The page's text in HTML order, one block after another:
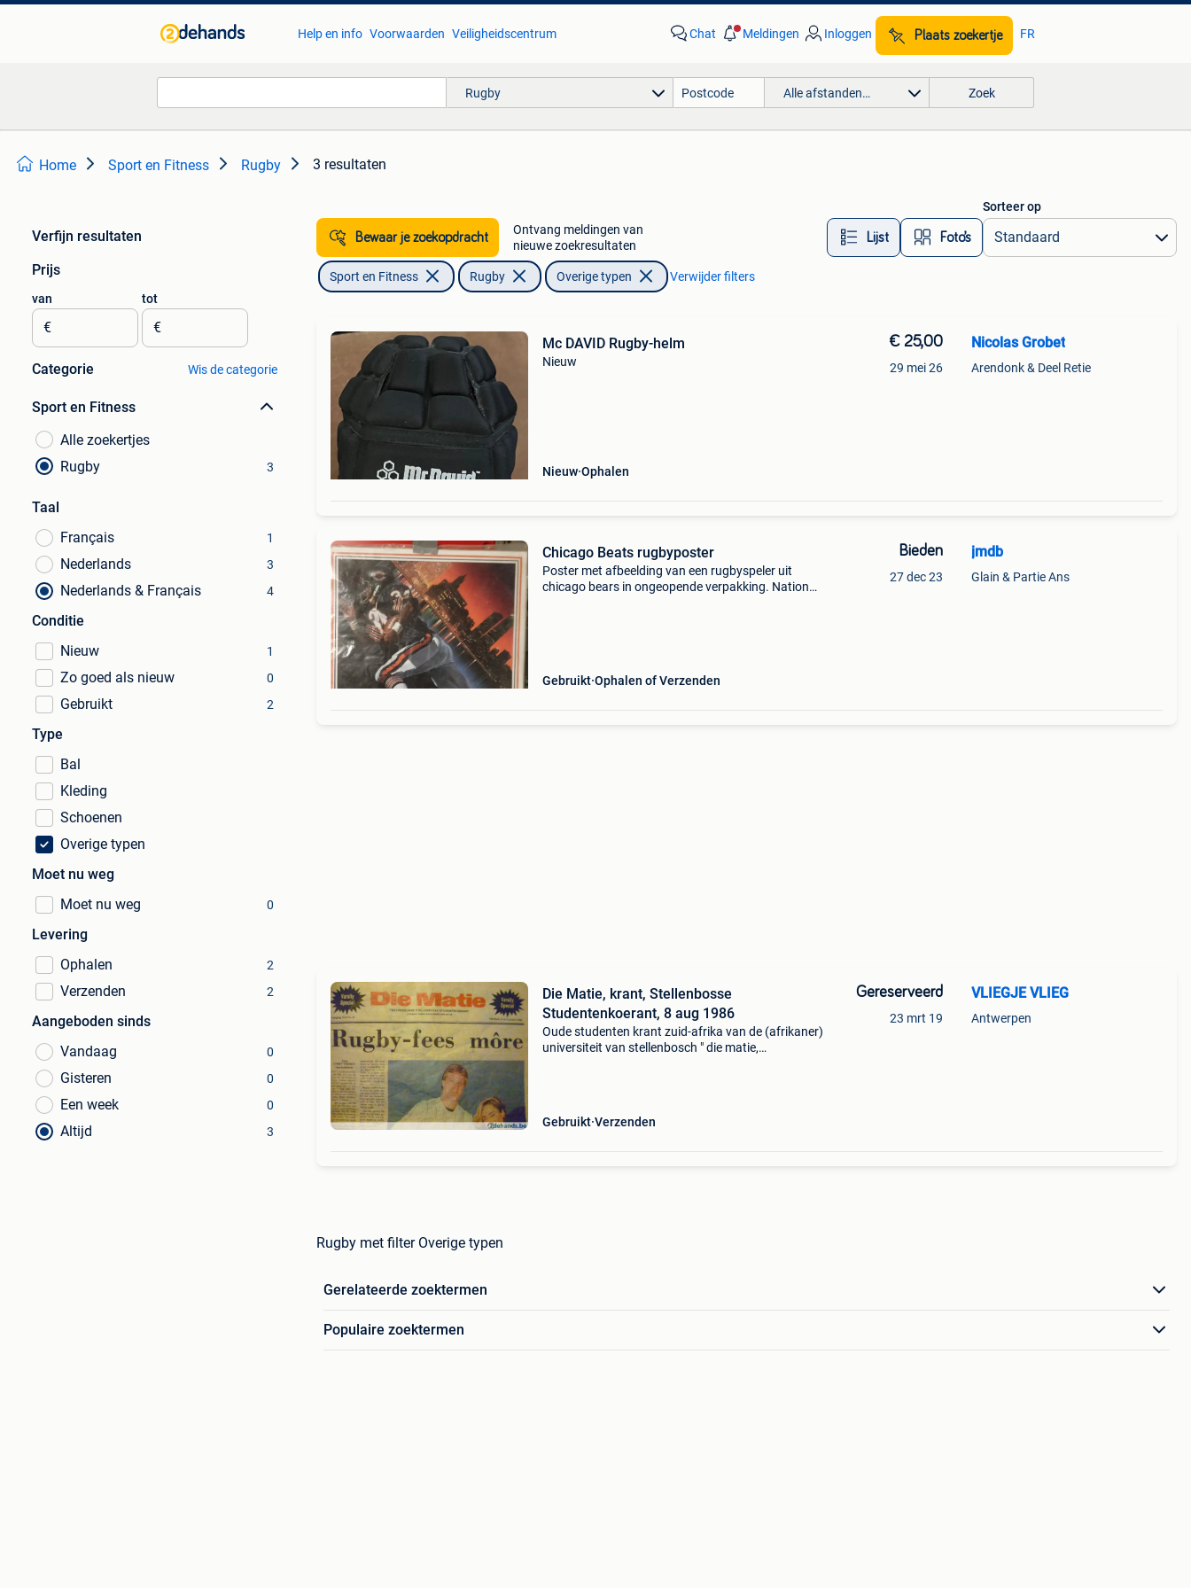
Help en info Voorwaarden Veiligheidscentrum Chat Meldingen Inloggen Plaats zoekertje FR
Rugby Alle afstanden… Zoek
Home Sport en Fitness Rugby 3 resultaten
Verfijn resultaten
Prijs
van
€
tot
€
Categorie Wis de categorie
Sport en Fitness
Alle zoekertjes
Rugby
3
Taal
Français
1
Nederlands 3
Nederlands & Français 4
Conditie
Nieuw
1
Zo goed als nieuw 0
Gebruikt 2
Type
Bal
Kleding
Schoenen
Overige typen
Moet nu weg
Moet nu weg
0
Levering
Ophalen
2
Verzenden 2
Aangeboden sinds
Vandaag
0
Gisteren 0
Een week 0
Altijd 3
Bewaar je zoekopdracht
Ontvang meldingen van
nieuwe zoekresultaten
Lijst Foto’s
Sorteer op
Sport en Fitness Rugby Overige typen Verwijder filters
Mc DAVID Rugby-helm
Nieuw
Nieuw Ophalen
€ 25,00
29 mei 26
Nicolas Grobet
Arendonk & Deel Retie
Chicago Beats rugbyposter
Poster met afbeelding van een rugbyspeler uit
chicago bears in ongeopende verpakking. National
Gebruikt Ophalen of Verzenden
Bieden
27 dec 23
jmdb
Glain & Partie Ans
Die Matie, krant, Stellenbosse
Studentenkoerant, 8 aug 1986
Oude studenten krant zuid-afrika van de (afrikaner)
universiteit van stellenbosch " die matie,
Gebruikt Verzenden
Gereserveerd
23 mrt 19
VLIEGJE VLIEG
Antwerpen
Rugby met filter Overige typen
Gerelateerde zoektermen
Populaire zoektermen